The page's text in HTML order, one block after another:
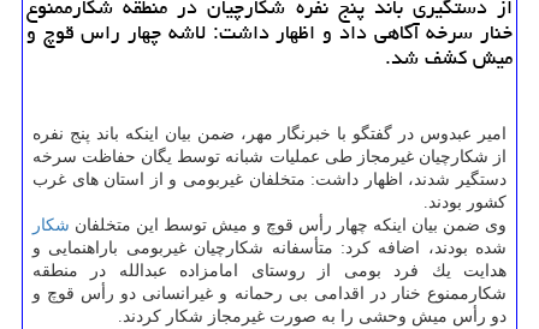
خنار سرخه آگاهی داد و اظهار داشت: لاشه چهار راس قوچ و
میش كشف شد.
امیر عبدوس در گفتگو با خبرنگار مهر، ضمن بیان اینكه باند پنج نفره
از شكارچیان غیرمجاز طی عملیات شبانه توسط یگان حفاظت سرخه
دستگیر شدند، اظهار داشت: متخلفان غیربومی و از استان های غرب
كشور بودند.
وی ضمن بیان اینكه چهار رأس قوچ و میش توسط این متخلفان شكار
شده بودند، اضافه كرد: متأسفانه شكارچیان غیربومی باراهنمایی و
هدایت یك فرد بومی از روستای امامزاده عبدالله در منطقه
شكارممنوع خنار در اقدامی بی رحمانه و غیرانسانی دو رأس قوچ و
دو رأس میش وحشی را به صورت غیرمجاز شكار كردند.